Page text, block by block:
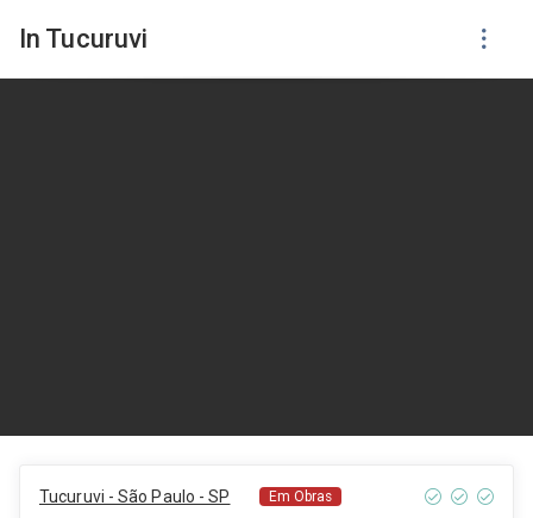
In Tucuruvi
Tucuruvi - São Paulo - SP Em Obras